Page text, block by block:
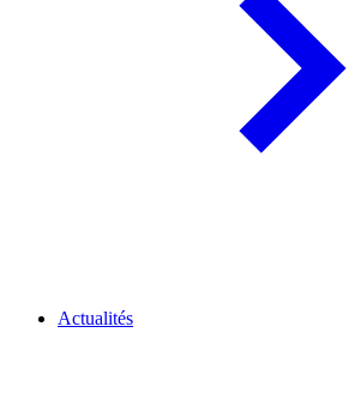
Actualités